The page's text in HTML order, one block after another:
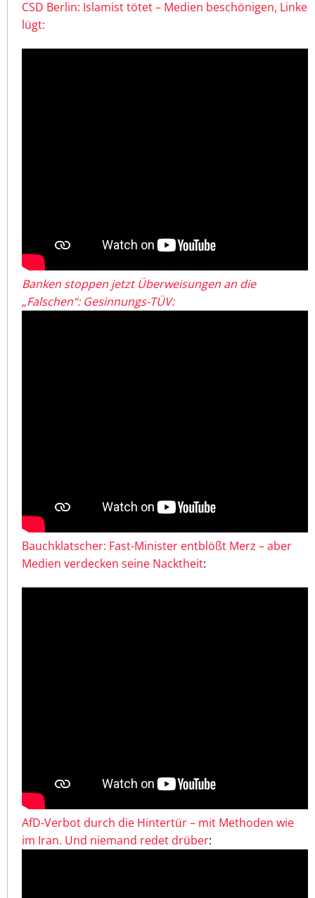
CSD Berlin: Islamist tötet – Medien beschönigen, Linke
lügt:
Banken stoppen jetzt Überweisungen an die
„Falschen“: Gesinnungs-TÜV:
Bauchklatscher: Fast-Minister entblößt Merz – aber
Medien verdecken seine Nacktheit:
AfD-Verbot durch die Hintertür – mit Methoden wie
im Iran. Und niemand redet drüber: